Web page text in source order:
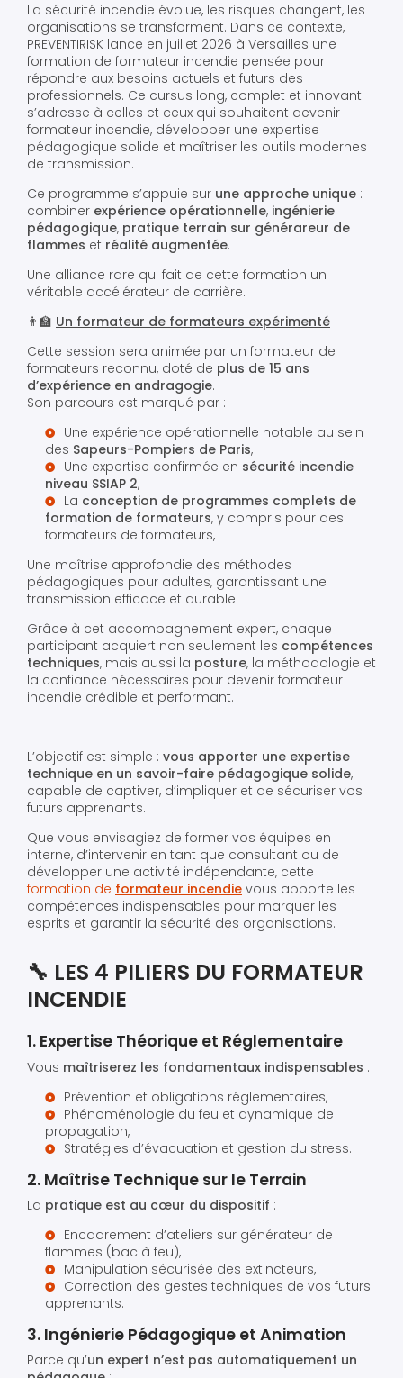
La sécurité incendie évolue, les risques changent, les
organisations se transforment. Dans ce contexte,
PREVENTIRISK lance en juillet 2026 à Versailles une
formation de formateur incendie pensée pour
répondre aux besoins actuels et futurs des
professionnels. Ce cursus long, complet et innovant
s’adresse à celles et ceux qui souhaitent devenir
formateur incendie, développer une expertise
pédagogique solide et maîtriser les outils modernes
de transmission.
Ce programme s’appuie sur une approche unique :
combiner expérience opérationnelle, ingénierie
pédagogique, pratique terrain sur générareur de
flammes et réalité augmentée.
Une alliance rare qui fait de cette formation un
véritable accélérateur de carrière.
👨‍🏫 Un formateur de formateurs expérimenté
Cette session sera animée par un formateur de
formateurs reconnu, doté de plus de 15 ans
d’expérience en andragogie.
Son parcours est marqué par :
Une expérience opérationnelle notable au sein
des Sapeurs-Pompiers de Paris,
Une expertise confirmée en sécurité incendie
niveau SSIAP 2,
La conception de programmes complets de
formation de formateurs, y compris pour des
formateurs de formateurs,
Une maîtrise approfondie des méthodes
pédagogiques pour adultes, garantissant une
transmission efficace et durable.
Grâce à cet accompagnement expert, chaque
participant acquiert non seulement les compétences
techniques, mais aussi la posture, la méthodologie et
la confiance nécessaires pour devenir formateur
incendie crédible et performant.
L’objectif est simple : vous apporter une expertise
technique en un savoir-faire pédagogique solide,
capable de captiver, d’impliquer et de sécuriser vos
futurs apprenants.
Que vous envisagiez de former vos équipes en
interne, d’intervenir en tant que consultant ou de
développer une activité indépendante, cette
formation de formateur incendie vous apporte les
compétences indispensables pour marquer les
esprits et garantir la sécurité des organisations.
🔧 LES 4 PILIERS DU FORMATEUR
INCENDIE
1. Expertise Théorique et Réglementaire
Vous maîtriserez les fondamentaux indispensables :
Prévention et obligations réglementaires,
Phénoménologie du feu et dynamique de
propagation,
Stratégies d’évacuation et gestion du stress.
2. Maîtrise Technique sur le Terrain
La pratique est au cœur du dispositif :
Encadrement d’ateliers sur générateur de
flammes (bac à feu),
Manipulation sécurisée des extincteurs,
Correction des gestes techniques de vos futurs
apprenants.
3. Ingénierie Pédagogique et Animation
Parce qu’un expert n’est pas automatiquement un